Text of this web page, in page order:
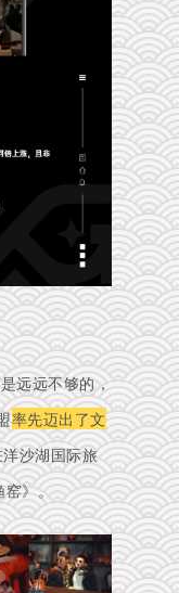
远远不够的，
率先迈出了文
沙湖国际旅
窑》。